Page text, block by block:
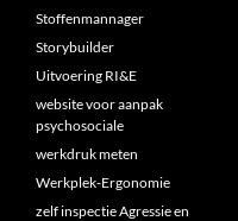
Stoffenmannager
Storybuilder
Uitvoering RI&E
website voor aanpak
psychosociale
werkdruk meten
Werkplek-Ergonomie
zelf inspectie Agressie en